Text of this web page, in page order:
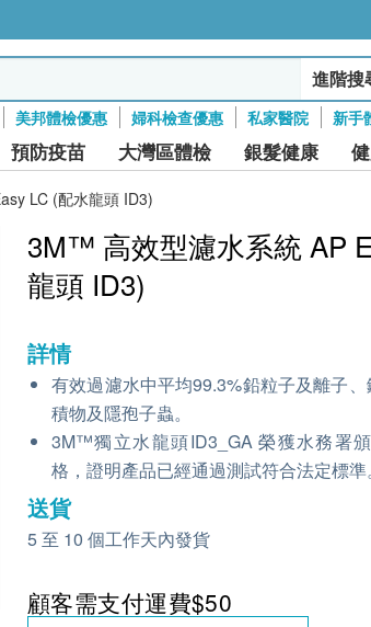
進階搜
美邦體檢優惠 婦科檢查優惠 私家醫院 新手
預防疫苗 大灣區體檢 銀髮健康
LC (配水龍頭 ID3)
3M™ 高效型濾水系統 AP
龍頭 ID3)
詳情
有效過濾水中平均99.3%鉛粒子及離子
積物及隱孢子蟲。
3M™獨立水龍頭ID3_GA 榮獲水務署
格，證明產品已經通過測試符合法定標準。
送貨
5 至 10 個工作天內發貨
顧客需支付運費$50